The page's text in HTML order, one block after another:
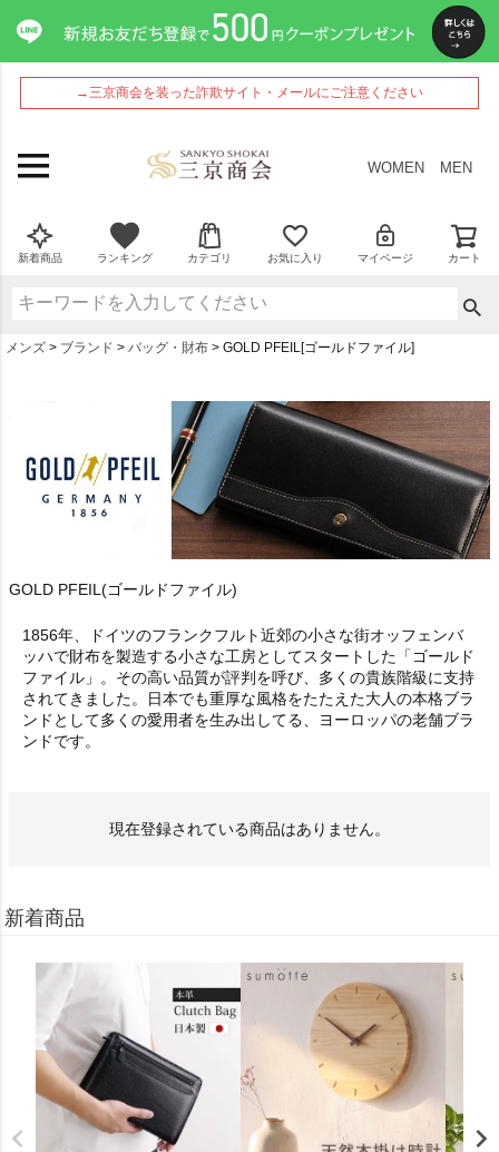
→三京商会を装った詐欺サイト・メールにご注意ください
WOMEN MEN
新着商品 ランキング カテゴリ お気に入り マイページ カート
メンズ ブランド バッグ・財布 GOLD PFEIL[ゴールドファイル]
GOLD PFEIL(ゴールドファイル)
1856年、ドイツのフランクフルト近郊の小さな街オッフェンバ
ッハで財布を製造する小さな工房としてスタートした「ゴールド
ファイル」。その高い品質が評判を呼び、多くの貴族階級に支持
されてきました。日本でも重厚な風格をたたえた大人の本格ブラ
ンドとして多くの愛用者を生み出してる、ヨーロッパの老舗ブラ
ンドです。
現在登録されている商品はありません。
新着商品